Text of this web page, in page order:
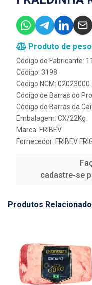
Produto de
Código do Fabricante:
Código: 3198
Código NCM: 02023000
Código de Barras do
Código de Barras da
Embalagem: CX/22Kg
Marca: FRIBEV
Fornecedor: FRIBEV
cadastre-se
Produtos